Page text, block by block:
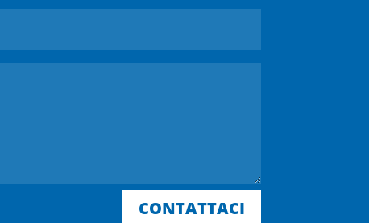
CONTATTACI